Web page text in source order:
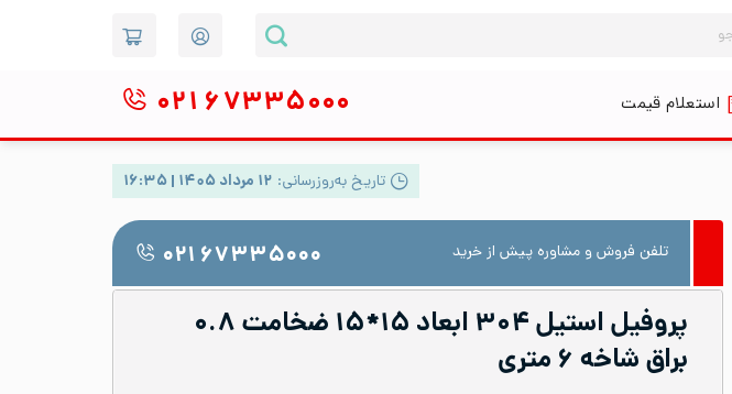
استعلام قیمت ۰۲۱ ۶۷۳۳۵۰۰۰
تاریخ به‌روزرسانی: ۱۲ مرداد ۱۴۰۵ | ۱۶:۳۵
تلفن فروش و مشاوره پیش از خرید ۰۲۱ ۶۷۳۳۵۰۰۰
پروفیل استیل ۳۰۴ ابعاد ۱۵*۱۵ ضخامت ۰.۸
براق شاخه ۶ متری